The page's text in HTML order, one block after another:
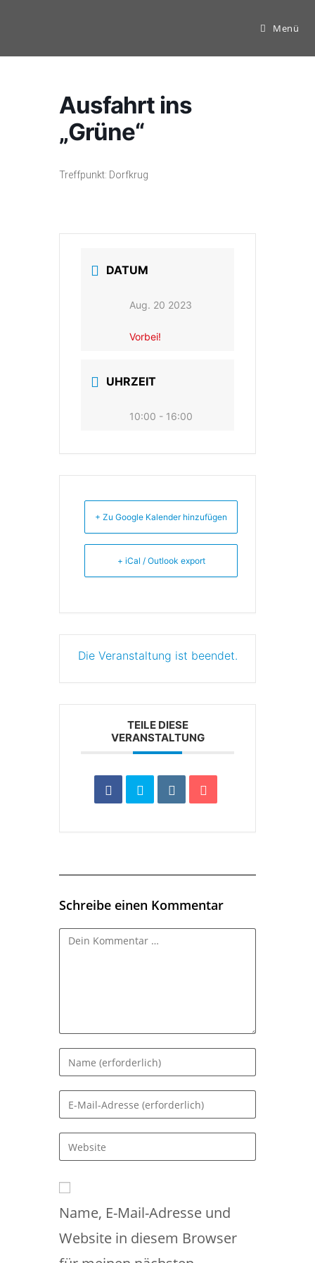
Menü
Ausfahrt ins
„Grüne“
Treffpunkt: Dorfkrug
DATUM
Aug. 20 2023
Vorbei!
UHRZEIT
10:00 - 16:00
+ Zu Google Kalender hinzufügen
+ iCal / Outlook export
Die Veranstaltung ist beendet.
TEILE DIESE
VERANSTALTUNG
Schreibe einen Kommentar
Kommentar
Gib
deinen
Namen
oder
zum
Kommentieren
ein
Gib
deine
E-
Mail-
zum
ein
Gib
deine
URL
ein
Name, E-Mail-Adresse und
Website in diesem Browser